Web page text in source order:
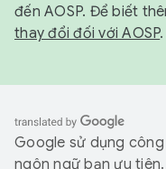
đến AOSP. Để biết
thay đổi đối với AOSP.
Google sử dụng
ngôn ngữ bạn ưu